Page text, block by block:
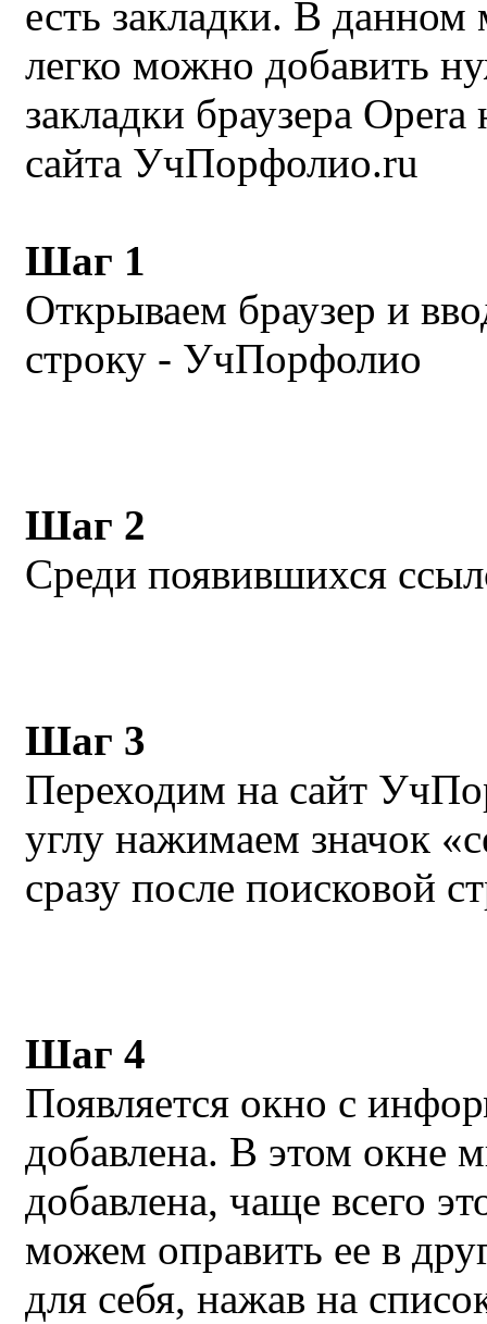
есть закладки. В данном
легко можно добавить
закладки браузера
сайта УчПорфолио.ru
Шаг 1
Открываем браузер и
строку - УчПорфолио
Шаг 2
Среди появившихся
Шаг 3
Переходим на сайт
углу нажимаем значок
сразу после поисковой
Шаг 4
Появляется окно с
добавлена. В этом окне
добавлена, чаще всего
можем оправить ее в
для себя, нажав на